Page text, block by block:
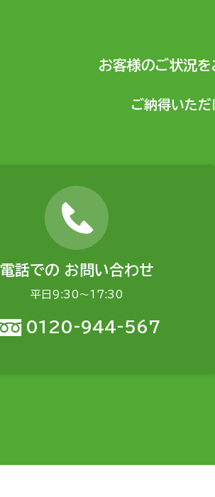
お客様のご状況
ご納得いただ
電話での お問い合わせ
平日9:30〜17:30
0120-944-567